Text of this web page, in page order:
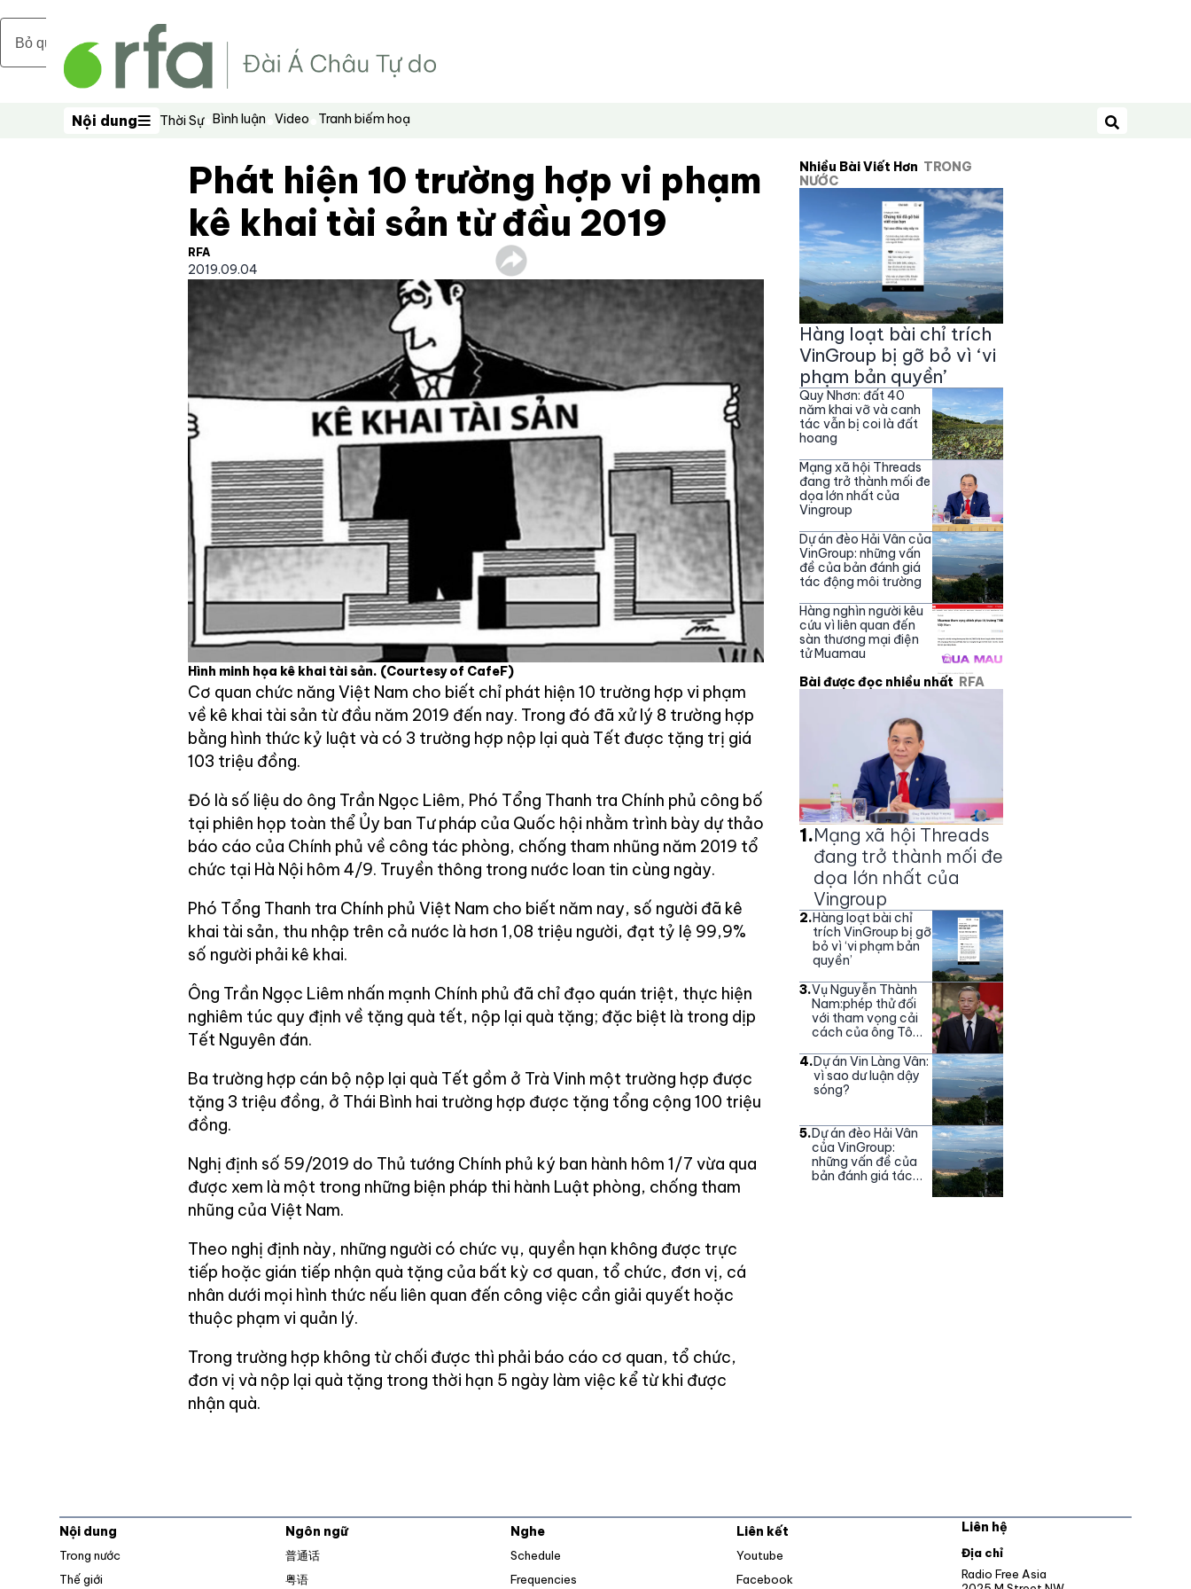
Bỏ qua nội dung chính
Nội dung
Nội dung Thời Sự Bình luận Video Tranh biếm hoạ
Tìm kiếm
Phát hiện 10 trường hợp vi phạm
kê khai tài sản từ đầu 2019
RFA
2019.09.04
Hình minh họa kê khai tài sản. (Courtesy of CafeF)
Cơ quan chức năng Việt Nam cho biết chỉ phát hiện 10 trường hợp vi phạm
về kê khai tài sản từ đầu năm 2019 đến nay. Trong đó đã xử lý 8 trường hợp
bằng hình thức kỷ luật và có 3 trường hợp nộp lại quà Tết được tặng trị giá
103 triệu đồng.
Đó là số liệu do ông Trần Ngọc Liêm, Phó Tổng Thanh tra Chính phủ công bố
tại phiên họp toàn thể Ủy ban Tư pháp của Quốc hội nhằm trình bày dự thảo
báo cáo của Chính phủ về công tác phòng, chống tham nhũng năm 2019 tổ
chức tại Hà Nội hôm 4/9. Truyền thông trong nước loan tin cùng ngày.
Phó Tổng Thanh tra Chính phủ Việt Nam cho biết năm nay, số người đã kê
khai tài sản, thu nhập trên cả nước là hơn 1,08 triệu người, đạt tỷ lệ 99,9%
số người phải kê khai.
Ông Trần Ngọc Liêm nhấn mạnh Chính phủ đã chỉ đạo quán triệt, thực hiện
nghiêm túc quy định về tặng quà tết, nộp lại quà tặng; đặc biệt là trong dịp
Tết Nguyên đán.
Ba trường hợp cán bộ nộp lại quà Tết gồm ở Trà Vinh một trường hợp được
tặng 3 triệu đồng, ở Thái Bình hai trường hợp được tặng tổng cộng 100 triệu
đồng.
Nghị định số 59/2019 do Thủ tướng Chính phủ ký ban hành hôm 1/7 vừa qua
được xem là một trong những biện pháp thi hành Luật phòng, chống tham
nhũng của Việt Nam.
Theo nghị định này, những người có chức vụ, quyền hạn không được trực
tiếp hoặc gián tiếp nhận quà tặng của bất kỳ cơ quan, tổ chức, đơn vị, cá
nhân dưới mọi hình thức nếu liên quan đến công việc cần giải quyết hoặc
thuộc phạm vi quản lý.
Trong trường hợp không từ chối được thì phải báo cáo cơ quan, tổ chức,
đơn vị và nộp lại quà tặng trong thời hạn 5 ngày làm việc kể từ khi được
nhận quà.
Nhiều Bài Viết Hơn TRONG
NƯỚC
Hàng loạt bài chỉ trích
VinGroup bị gỡ bỏ vì ‘vi
phạm bản quyền’
Quy Nhơn: đất 40
năm khai vỡ và canh
tác vẫn bị coi là đất
hoang
Mạng xã hội Threads
đang trở thành mối đe
dọa lớn nhất của
Vingroup
Dự án đèo Hải Vân của
VinGroup: những vấn
đề của bản đánh giá
tác động môi trường
Hàng nghìn người kêu
cứu vì liên quan đến
sàn thương mại điện
tử Muamau
Bài được đọc nhiều nhất RFA
1.Mạng xã hội Threads
đang trở thành mối đe
dọa lớn nhất của
Vingroup
2.Hàng loạt bài chỉ
trích VinGroup bị gỡ
bỏ vì ‘vi phạm bản
quyền’
3.Vụ Nguyễn Thành
Nam:phép thử đối
với tham vọng cải
cách của ông Tô
4.Dự án Vin Làng Vân:
vì sao dư luận dậy
sóng?
5.Dự án đèo Hải Vân
của VinGroup:
những vấn đề của
bản đánh giá tác
Nội dung
Trong nước
Thế giới
Ngôn ngữ
普通话
粤语
Nghe
Schedule
Frequencies
Liên kết
Youtube
Facebook
Liên hệ
Địa chỉ
Radio Free Asia